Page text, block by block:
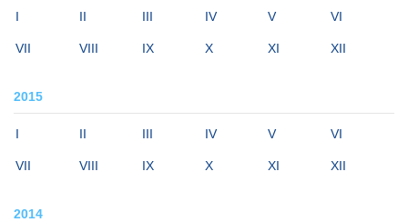
I II III IV V VI
VII VIII IX X XI XII
2015
I II III IV V VI
VII VIII IX X XI XII
2014